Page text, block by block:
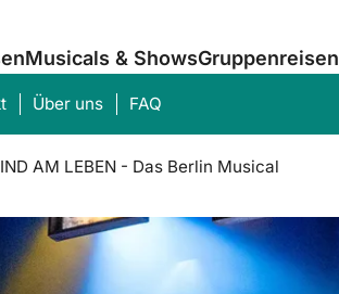
Musicals & ShowsGruppenreisen
Über uns FAQ
AM LEBEN - Das Berlin Musical